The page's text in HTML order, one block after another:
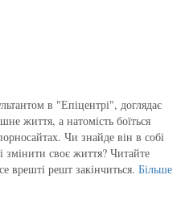
в "Епіцентрі", доглядає
життя, а натомість боїться
Чи знайде він в собі
змінити своє життя? Читайте
врешті решт закінчиться. Більше